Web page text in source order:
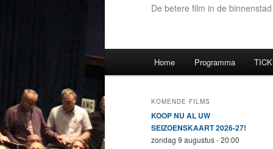
De betere film in de binnenstad
Spring naar de primaire
Spring naar de secundaire
Home Programma
KOMENDE FILMS
KOOP NU AL UW
SEIZOENSKAART 2026-27!
zondag 9 augustus - 20:00